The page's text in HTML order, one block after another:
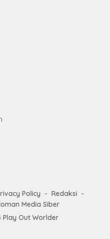
Policy
Redaksi
Media Siber
Play Out Worlder